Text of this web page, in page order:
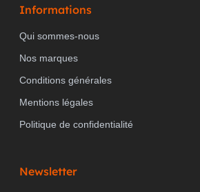
Informations
Qui sommes-nous
Nos marques
Conditions générales
Mentions légales
Politique de confidentialité
Newsletter